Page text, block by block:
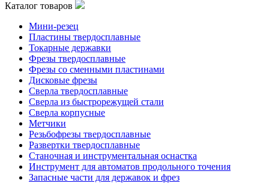
Каталог товаров
Мини-резец
Пластины твердосплавные
Токарные державки
Фрезы твердосплавные
Фрезы со сменными пластинами
Дисковые фрезы
Сверла твердосплавные
Сверла из быстрорежущей стали
Сверла корпусные
Метчики
Резьбофрезы твердосплавные
Развертки твердосплавные
Станочная и инструментальная оснастка
Инструмент для автоматов продольного точения
Запасные части для державок и фрез